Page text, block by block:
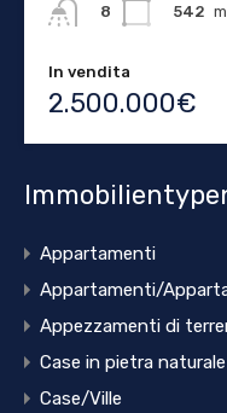
8
542
In vendita
2.500.000€
Appartamenti
Appartamenti/
Appezzamenti di
Case in pietra naturale
Case/Ville